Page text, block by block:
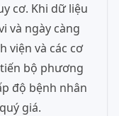
cơ. Khi dữ liệu
và ngày càng
viện và các cơ
bộ phương
độ bệnh nhân
giá.